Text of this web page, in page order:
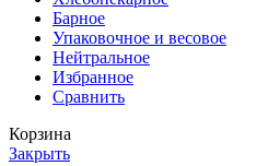
Барное
Упаковочное и весовое
Нейтральное
Избранное
Сравнить
Корзина
Закрыть